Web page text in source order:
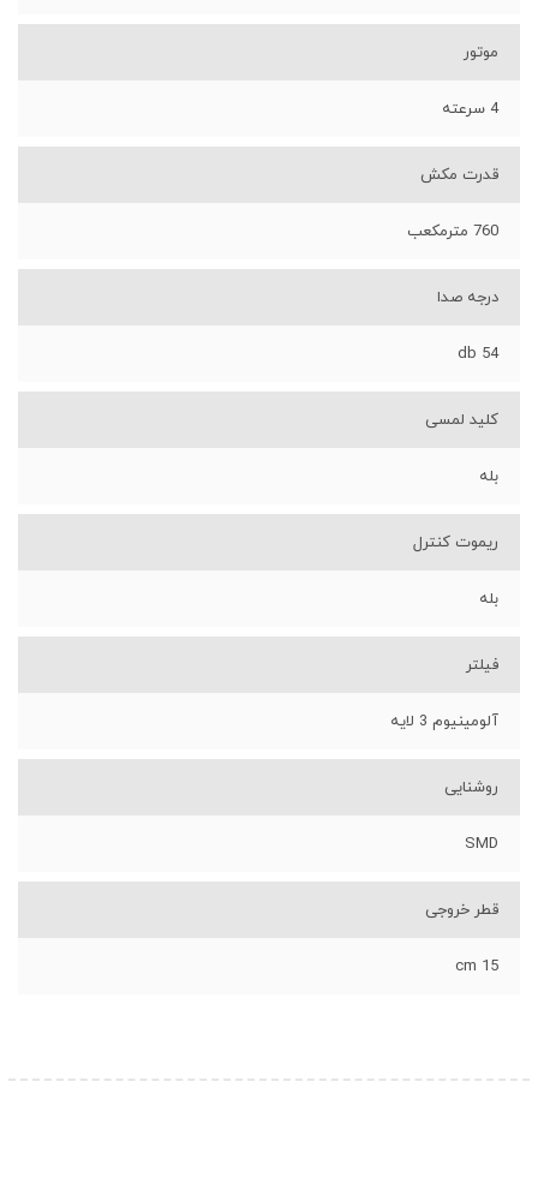
موتور
4 سرعته
قدرت مکش
760 مترمکعب
درجه صدا
54 db
کلید لمسی
بله
ریموت کنترل
بله
فیلتر
آلومینیوم 3 لایه
روشنایی
SMD
قطر خروجی
15 cm